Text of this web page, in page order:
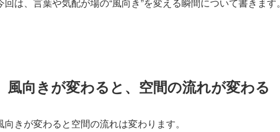
風向きが変わると、空間の流れが変わる
向きが変わると空間の流れは変わります。